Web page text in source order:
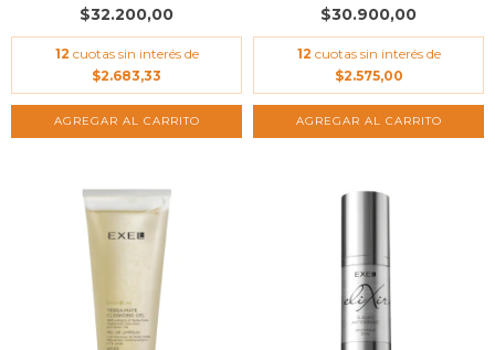
$32.200,00
12 cuotas sin interés de
$2.683,33
$30.900,00
12 cuotas sin interés de
$2.575,00